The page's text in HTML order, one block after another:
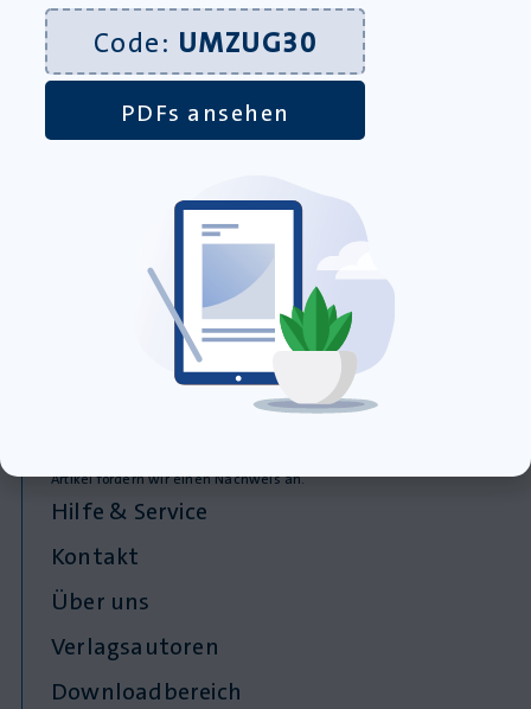
Newsletter abonnieren
exklusive Angebote
Artikel fordern wir einen Nachweis an.
Hilfe & Service
Kontakt
Über uns
Verlagsautoren
Downloadbereich
Code: UMZUG30
PDFs ansehen